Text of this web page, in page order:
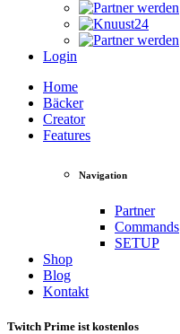
Login
Home
Bäcker
Creator
Features
Navigation
Partner
Commands
SETUP
Shop
Blog
Kontakt
Twitch Prime ist kostenlos